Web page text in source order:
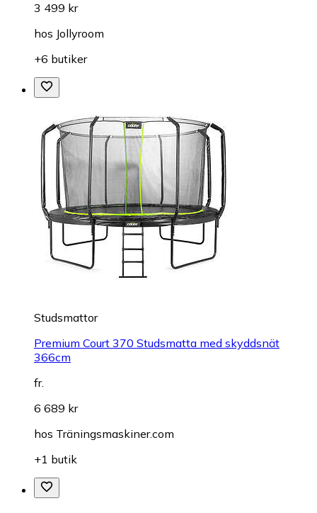
3 499 kr
hos Jollyroom
+6 butiker
Studsmattor
Premium Court 370 Studsmatta med skyddsnät
366cm
fr.
6 689 kr
hos Träningsmaskiner.com
+1 butik